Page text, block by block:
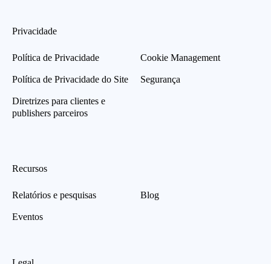
Privacidade
Política de Privacidade
Política de Privacidade do Site
Diretrizes para clientes e
publishers parceiros
Cookie Management
Segurança
Recursos
Relatórios e pesquisas
Eventos
Blog